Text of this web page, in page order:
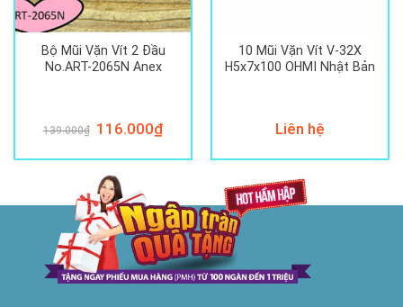
Bộ Mũi Vặn Vít 2 Đầu
No.ART-2065N Anex
139.000₫ Giá
139.000₫.
116.000₫Giá
là:
10 Mũi Vặn Vít V-32X
H5x7x100 OHMI Nhật Bản
Liên hệ